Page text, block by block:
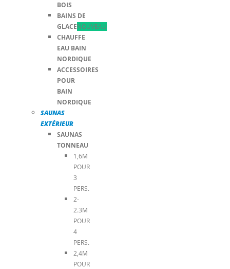
BOIS
BAINS DE
GLACENOUVEAU
CHAUFFE
EAU BAIN
NORDIQUE
ACCESSOIRES
POUR
BAIN
NORDIQUE
SAUNAS
EXTÉRIEUR
SAUNAS
TONNEAU
1,6M
POUR
3
PERS.
2-
2.3M
POUR
4
PERS.
2,4M
POUR